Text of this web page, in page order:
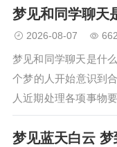
梦见和同学聊天
2026-08-07 662
梦见和同学聊天是什么意思， 1.梦见和同学聊
个梦的人开始意识到
人近期处理各项事物要懂得灵活变
学聊天， 5.本命年的人梦到和同学聊天，梦见和同学聊天的相
关周公…
梦见蓝天白云